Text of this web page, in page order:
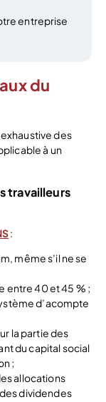
entreprise
du
des
à un
travailleurs
:
même s’il ne se
entre 40 et 45 % ;
d’acompte
la partie des
du capital social
;
allocations
dividendes